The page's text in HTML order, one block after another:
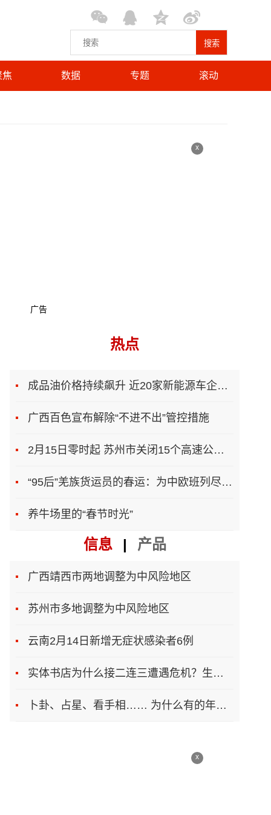
搜索
焦 数据 专题 滚动
x
广告
热点
成品油价格持续飙升 近20家新能源车企上调售价
广西百色宣布解除“不进不出”管控措施
2月15日零时起 苏州市关闭15个高速公路入口
“95后”羌族货运员的春运：为中欧班列尽一份力
养牛场里的“春节时光”
信息 | 产品
广西靖西市两地调整为中风险地区
苏州市多地调整为中风险地区
云南2月14日新增无症状感染者6例
实体书店为什么接二连三遭遇危机？生存之道在哪
卜卦、占星、看手相…… 为什么有的年轻人总想算一卦
x